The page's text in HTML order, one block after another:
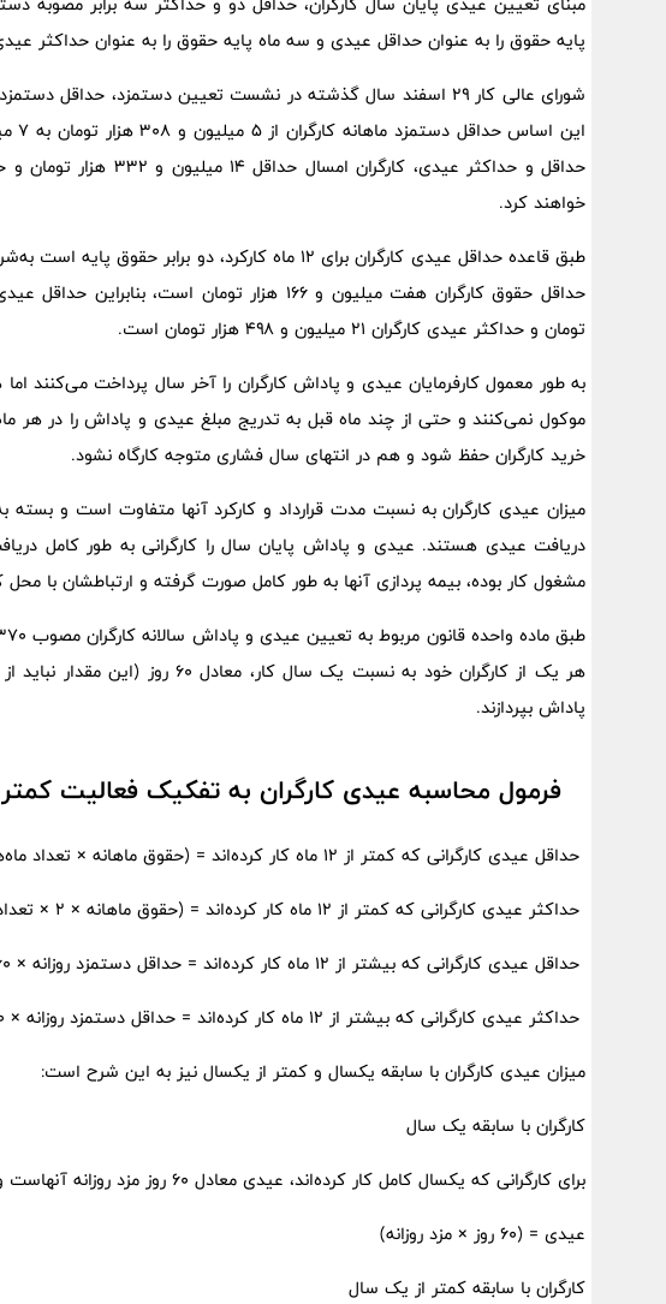
پایه حقوق را به عنوان حداقل عیدی و سه ماه پایه حقوق را به عنوان حداکثر
خواهند کرد.
طبق قاعده حداقل عیدی کارگران برای ۱۲ ماه کارکرد، دو
تومان و حداکثر عیدی کارگران ۲۱ میلیون و ۴۹۸ هزار تومان است.
به طور معمول کارفرمایان عیدی و پاداش کارگران را آخر سال پرداخت می‌کنند
موکول نمی‌کنند و حتی از چند ماه قبل به تدریج مبلغ عیدی و پاداش را در هر
خرید کارگران حفظ شود و هم در انتهای سال فشاری متوجه کارگاه نشود.
میزان عیدی کارگران به نسبت مدت قرارداد و کارکرد آنها متفاوت است و
دریافت عیدی هستند.‌ عیدی و پاداش پایان سال را کارگرانی به طور کامل
مشغول کار بوده،‌ بیمه پردازی آنها به طور کامل صورت گرفته و ارتباطشان با
پاداش بپردازند.
فرمول محاسبه عیدی کارگران به تفکیک فعالیت کمتر از ۱۲ ماه و بیشتر از
حداقل عیدی کارگرانی که کمتر از ۱۲ ماه کار کرده‌اند = (حقوق ماهانه × تعداد ماه‌های کاری) ÷ ۱۲
حداکثر عیدی کارگرانی که کمتر از ۱۲ ماه کار کرده‌اند = (حقوق ماهانه × ۲ × تعداد ماه‌های کاری) ÷ ۱۲
حداقل عیدی کارگرانی که بیشتر از ۱۲ ماه کار کرده‌اند = حداقل دستمزد روزانه × ۶۰
حداکثر عیدی کارگرانی که بیشتر از ۱۲ ماه کار کرده‌اند = حداقل دستمزد روزانه × ۹۰
میزان عیدی کارگران با سابقه یکسال و کمتر از یکسال نیز به این شرح است:
کارگران با سابقه یک سال
برای کارگرانی که یکسال کامل کار کرده‌اند، عیدی معادل ۶۰ روز مزد روزانه آنهاست و مزد روزانه به این نحو محاسبه می‌شود:
عیدی = (۶۰ روز × مزد روزانه)
کارگران با سابقه کمتر از یک سال